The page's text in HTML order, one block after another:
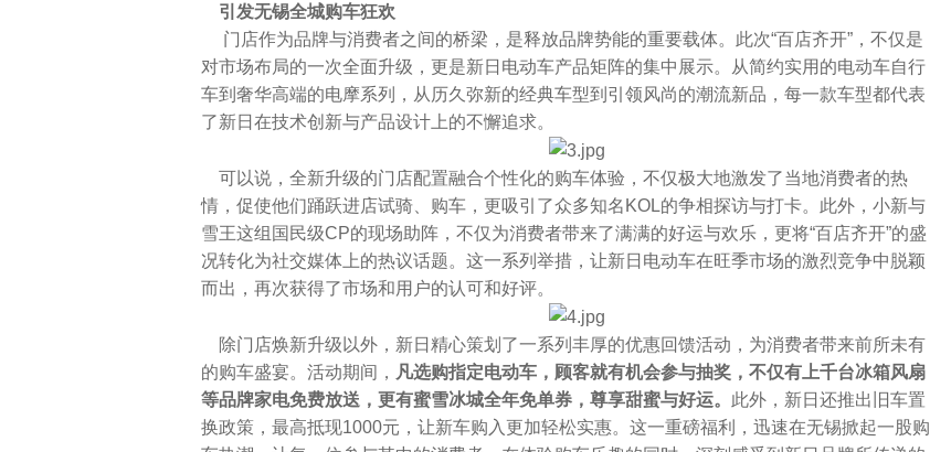
引发无锡全城购车狂欢
门店作为品牌与消费者之间的桥梁，是释放品牌势能的重要载体。此次“百店齐开”，不仅是
对市场布局的一次全面升级，更是新日电动车产品矩阵的集中展示。从简约实用的电动车自行
车到奢华高端的电摩系列，从历久弥新的经典车型到引领风尚的潮流新品，每一款车型都代表
了新日在技术创新与产品设计上的不懈追求。
可以说，全新升级的门店配置融合个性化的购车体验，不仅极大地激发了当地消费者的热
情，促使他们踊跃进店试骑、购车，更吸引了众多知名KOL的争相探访与打卡。此外，小新与
雪王这组国民级CP的现场助阵，不仅为消费者带来了满满的好运与欢乐，更将“百店齐开”的盛
况转化为社交媒体上的热议话题。这一系列举措，让新日电动车在旺季市场的激烈竞争中脱颖
而出，再次获得了市场和用户的认可和好评。
除门店焕新升级以外，新日精心策划了一系列丰厚的优惠回馈活动，为消费者带来前所未有
的购车盛宴。活动期间， 凡选购指定电动车，顾客就有机会参与抽奖，不仅有上千台冰箱风扇
等品牌家电免费放送，更有蜜雪冰城全年免单券，尊享甜蜜与好运。 此外，新日还推出旧车置
换政策，最高抵现1000元，让新车购入更加轻松实惠。这一重磅福利，迅速在无锡掀起一股购